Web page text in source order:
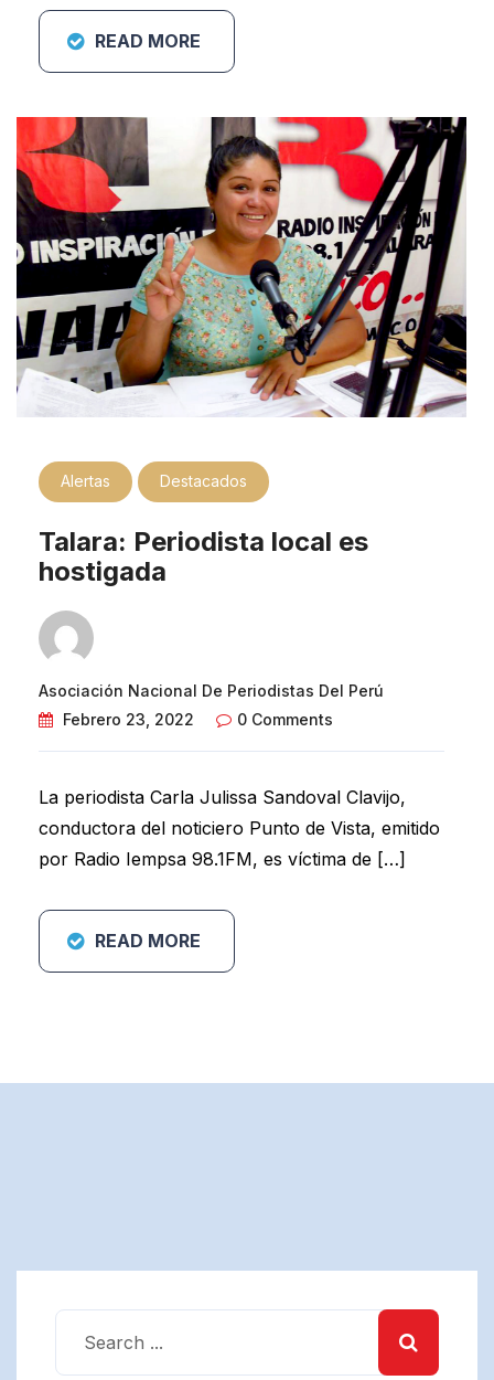
READ MORE
Alertas Destacados
Talara: Periodista local es
hostigada
Asociación Nacional De Periodistas Del Perú
Febrero 23, 2022
0 Comments
La periodista Carla Julissa Sandoval Clavijo,
conductora del noticiero Punto de Vista, emitido
por Radio Iempsa 98.1FM, es víctima de […]
READ MORE